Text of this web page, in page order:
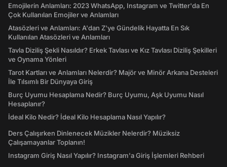
Emojilerin Anlamları: 2023 WhatsApp, Instagram ve Twitter'da En
Çok Kullanılan Emojiler ve Anlamları
Atasözleri ve Anlamları: A'dan Z'ye Gündelik Hayatta En Sık
Kullanılan Atasözleri ve Anlamları
Tavla Diziliş Şekli Nasıldır? Erkek Tavlası ve Kız Tavlası Diziliş Şekilleri
ve Oynama Yönleri
Tarot Kartları ve Anlamları Nelerdir? Majör ve Minör Arkana Desteleri
İle Tılsımlı Bir Dünyaya Giriş
Burç Uyumu Hesaplama Nedir? Burç Uyumu, Aşk Uyumu Nasıl
Hesaplanır?
İdeal Kilo Nedir? İdeal Kilo Hesaplama Nasıl Yapılır?
Ders Çalışırken Dinlenecek Müzikler Nelerdir? Müziksiz
Çalışamayanlar Toplanın!
Instagram Giriş Nasıl Yapılır? Instagram'a Giriş İşlemleri Rehberi